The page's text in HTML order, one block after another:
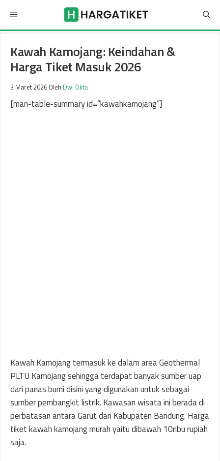
isi
Menu
Kawah Kamojang: Keindahan &
Harga Tiket Masuk 2026
3 Maret 2026 Oleh Dwi Okta
[man-table-summary id=”kawahkamojang”]
Kawah Kamojang termasuk ke dalam area Geothermal
PLTU Kamojang sehingga terdapat banyak sumber uap
dari panas bumi disini yang digunakan untuk sebagai
sumber pembangkit listrik. Kawasan wisata ini berada di
perbatasan antara Garut dan Kabupaten Bandung. Harga
tiket kawah kamojang murah yaitu dibawah 10ribu rupiah
saja.